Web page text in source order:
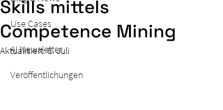
Use Cases
AI Newsletter
Veröffentlichungen
Skills mittels
Competence Mining
Aktualisiert:8. Juli